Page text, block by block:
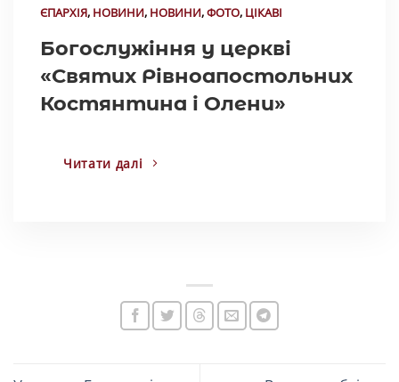
ЄПАРХІЯ, НОВИНИ, НОВИНИ,ФОТО, ЦІКАВІ
Богослужіння у церкві
«Святих Рівноапостольних
Костянтина і Олени»
Читати далі